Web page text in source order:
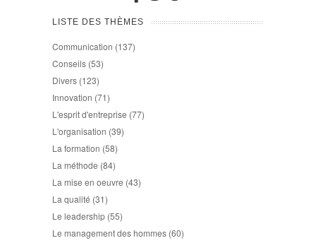
LISTE DES THÈMES
Communication (137)
Conseils (53)
Divers (123)
Innovation (71)
L'esprit d'entreprise (77)
L'organisation (39)
La formation (58)
La méthode (84)
La mise en oeuvre (43)
La qualité (31)
Le leadership (55)
Le management des hommes (60)